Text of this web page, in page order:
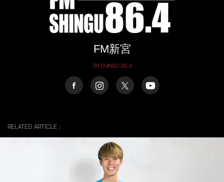
FM新宮
FM SHINGU 86.4
RELATED ARTICLE：